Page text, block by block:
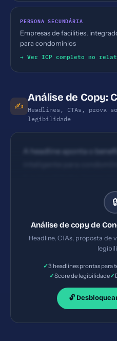
PERSONA SECUNDÁRIA
Empresas de facilities,
para condomínios
→ Ver ICP completo no
✍️
Análise de Copy:
Headlines, CTAs, prova
legibilidade
A headline aponta o
e segurança). Falta
impacto imediato; o tom
para criar urgência. CTAs
plenamente no conteúdo
Recomenda-se um CTA
com contraste e
leitura natural.
Análise de copy de
Headline, CTAs, proposta de
✓3 headlines prontas para
✓Score de legibilidade✓
🔓